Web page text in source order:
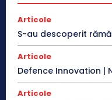
Articole
S-au descoperit
Articole
Defence Innovation |
Articole